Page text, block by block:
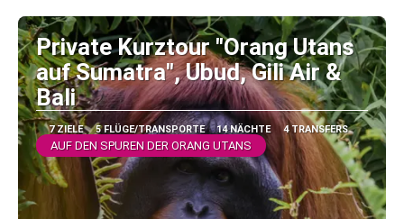
Sehen
Private Kurztour "Orang Utans
auf Sumatra", Ubud, Gili Air &
Bali
7 ZIELE 5 FLÜGE/TRANSPORTE 14 NÄCHTE 4 TRANSFERS
AUF DEN SPUREN DER ORANG UTANS